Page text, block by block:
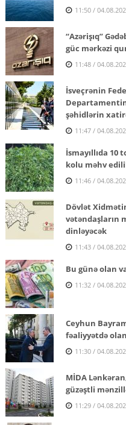
11:50 /
“Azərişıq”
güc mərkəzi
11:48 /
İsveçrənin
şəhidlərin
11:47 /
İsmayıllıda 10
kolu məhv
11:46 /
Dövlət
vətəndaşların
dinləyəcək
11:43 /
Bu günə olan
11:32 /
Ceyhun
fəaliyyətdə
11:30 /
MİDA
güzəştli
11:29 /